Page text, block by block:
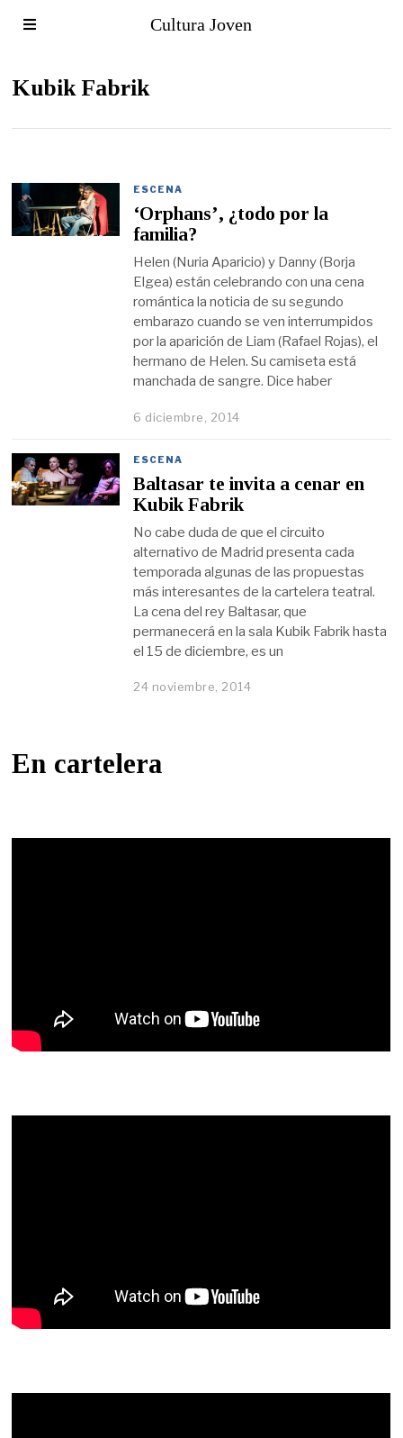
Cultura Joven
Kubik Fabrik
ESCENA
‘Orphans’, ¿todo por la
familia?
Helen (Nuria Aparicio) y Danny (Borja
Elgea) están celebrando con una cena
romántica la noticia de su segundo
embarazo cuando se ven interrumpidos
por la aparición de Liam (Rafael Rojas), el
hermano de Helen. Su camiseta está
manchada de sangre. Dice haber
6 diciembre, 2014
ESCENA
Baltasar te invita a cenar en
Kubik Fabrik
No cabe duda de que el circuito
alternativo de Madrid presenta cada
temporada algunas de las propuestas
más interesantes de la cartelera teatral.
La cena del rey Baltasar, que
permanecerá en la sala Kubik Fabrik hasta
el 15 de diciembre, es un
24 noviembre, 2014
En cartelera